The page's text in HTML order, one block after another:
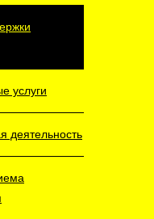
услуги
деятельность